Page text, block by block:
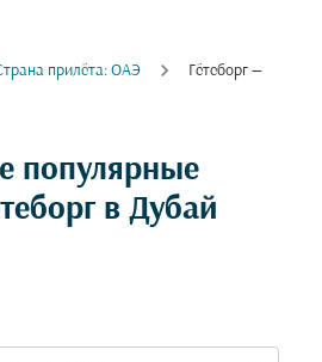
прилёта: ОАЭ
Гётеборг —
популярные
в Дубай
свой маршрут